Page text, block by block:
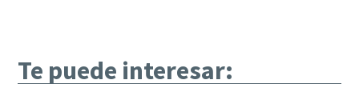
Te puede interesar: